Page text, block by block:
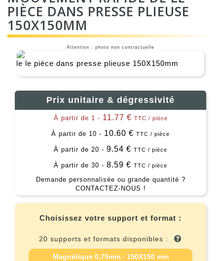
PIÈCE DANS PRESSE PLIEUSE
150X150MM
Attention : photo non contractuelle
Prix unitaire & dégressivité
À partir de 1 - 11.77 € TTC / pièce
À partir de 10 - 10.60 € TTC / pièce
À partir de 20 - 9.54 € TTC / pièce
À partir de 30 - 8.59 € TTC / pièce
Demande personnalisée ou grande quantité ?
CONTACTEZ-NOUS !
Choisissez votre support et format :
20 supports et formats disponibles :
Magnétique 0,75mm - 150X150 mm